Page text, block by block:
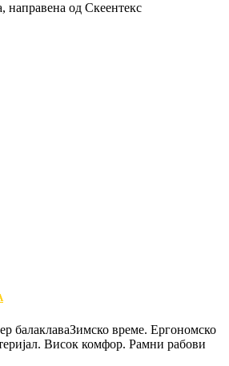
направена од Скеентекс
балаклаваЗимско време. Ергономско
Висок комфор. Рамни рабови